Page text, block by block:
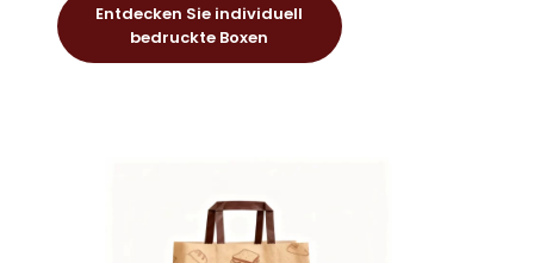
Entdecken Sie individuell
bedruckte Boxen